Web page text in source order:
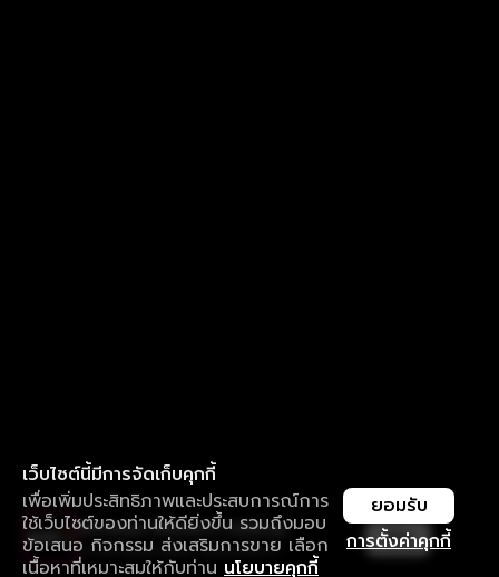
เว็บไซต์นี้มีการจัดเก็บคุกกี้
เพื่อเพิ่มประสิทธิภาพและประสบการณ์การ
ใช้เว็บไซต์ของท่านให้ดียิ่งขึ้น รวมถึงมอบ
ข้อเสนอ กิจกรรม ส่งเสริมการขาย เลือก
เนื้อหาที่เหมาะสมให้กับท่าน นโยบายคุกกี้
การตั้งค่าคุกกี้
ยอมรับ
ใช้งานแอป ลื่นไหลกว่า ไม่มีสะดุด
ดาวน์โหลดแอปเพื่อการรับชมที่ดีกว่า เปิด